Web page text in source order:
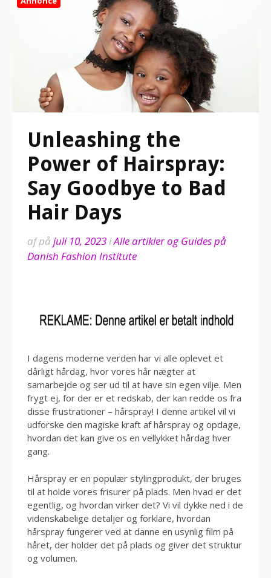
Unleashing the
Power of Hairspray:
Say Goodbye to Bad
Hair Days
afpå juli 10, 2023iAlle artikler og Guides på
Danish Fashion Institute
I dagens moderne verden har vi alle oplevet et
dårligt hårdag, hvor vores hår nægter at
samarbejde og ser ud til at have sin egen vilje. Men
frygt ej, for der er et redskab, der kan redde os fra
disse frustrationer – hårspray! I denne artikel vil vi
udforske den magiske kraft af hårspray og opdage,
hvordan det kan give os en vellykket hårdag hver
gang.
Hårspray er en populær stylingprodukt, der bruges
til at holde vores frisurer på plads. Men hvad er det
egentlig, og hvordan virker det? Vi vil dykke ned i de
videnskabelige detaljer og forklare, hvordan
hårspray fungerer ved at danne en usynlig film på
håret, der holder det på plads og giver det struktur
og volumen.